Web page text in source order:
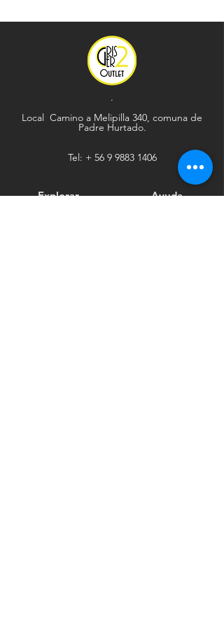
.
Local Camino a Melipilla 340, comuna de
Padre Hurtado.
Tel: + 56 9 9883 1406
Explorar
Ayuda